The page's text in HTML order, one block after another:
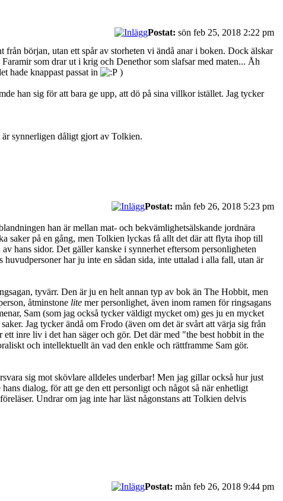
Postat: sön feb 25, 2018 2:22 pm
början, utan ett spår av storheten vi ändå anar i boken. Dock älskar
som drar ut i krig och Denethor som slafsar med maten... Åh
hade knappast passat in
)
han sig för att bara ge upp, att dö på sina villkor istället. Jag tycker
synnerligen dåligt gjort av Tolkien.
Postat: mån feb 26, 2018 5:23 pm
han är mellan mat- och bekvämlighetsälskande jordnära
saker på en gång, men Tolkien lyckas få allt det där att flyta ihop till
hans sidor. Det gäller kanske i synnerhet eftersom personligheten
har ju inte en sådan sida, inte uttalad i alla fall, utan är
tyvärr. Den är ju en helt annan typ av bok än The Hobbit, men
åtminstone lite mer personlighet, även inom ramen för ringsagans
Sam (som jag också tycker väldigt mycket om) ges ju en mycket
Jag tycker ändå om Frodo (även om det är svårt att värja sig från
inre liv i det han säger och gör. Det där med "the best hobbit in the
och intellektuellt än vad den enkle och rättframme Sam gör.
sig mot skövlare alldeles underbar! Men jag gillar också hur just
dialog, för att ge den ett personligt och något så när enhetligt
Undrar om jag inte har läst någonstans att Tolkien delvis
Postat: mån feb 26, 2018 9:44 pm